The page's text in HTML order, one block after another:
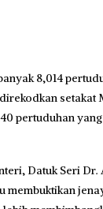
8,014
setakat
pertuduhan
Datuk Seri
membuktikan